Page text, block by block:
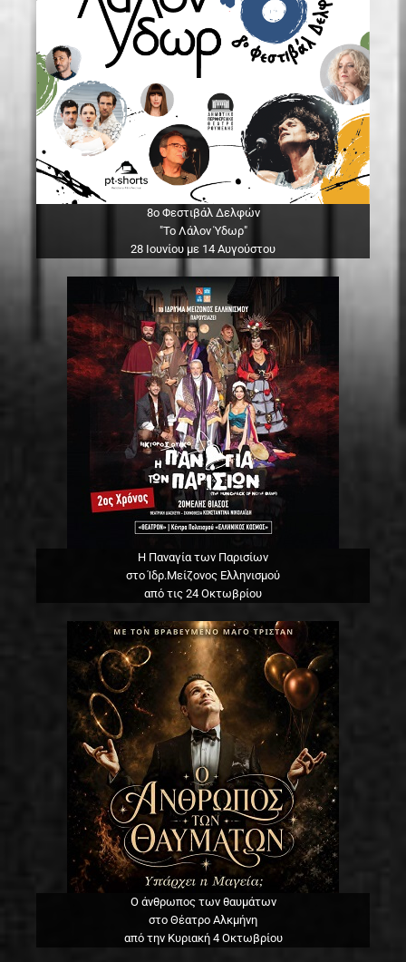
8ο Φεστιβάλ Δελφών
"Το Λάλον Ύδωρ"
28 Ιουνίου με 14 Αυγούστου
Η Παναγία των Παρισίων
στο Ίδρ.Μείζονος Ελληνισμού
από τις 24 Οκτωβρίου
Ο άνθρωπος των θαυμάτων
στο Θέατρο Αλκμήνη
από την Κυριακή 4 Οκτωβρίου